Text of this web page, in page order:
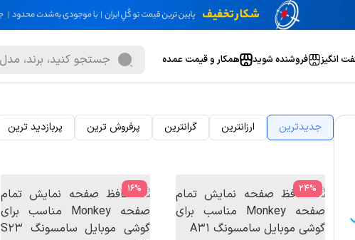
انگیز فروشنده شوید همکار و قیمت عمده
جدیدترین ارزانترین گرانترین پرفروش ترین پربازدید ترین
%
24
%
16